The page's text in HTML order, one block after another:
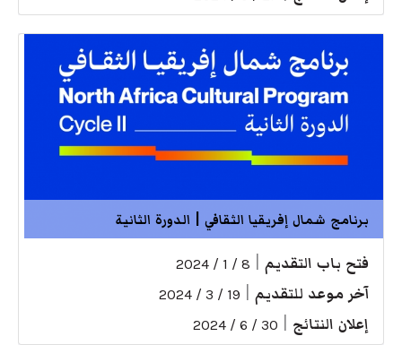
برنامج شمال إفريقيا الثقافي | الدورة الثانية
فتح باب التقديم 8 / 1 / 2024
آخر موعد للتقديم 19 / 3 / 2024
إعلان النتائج 30 / 6 / 2024